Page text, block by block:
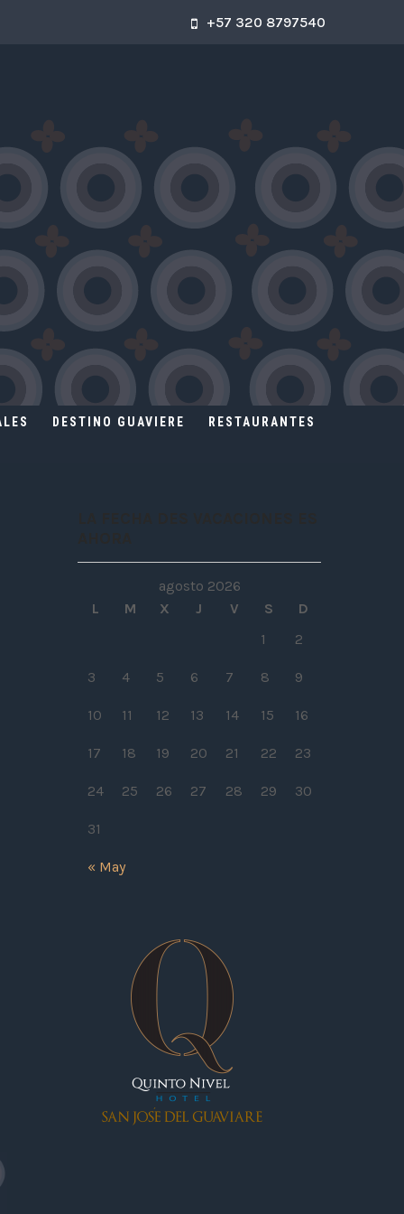
+57 320 8797540
DESTINO GUAVIERE RESTAURANTES
agosto 2026
L
M X J V S D
« May
1 2
3 4 5 6 7 8 9
10 11 12 13 14 15 16
17 18 19 20 21 22 23
24 25 26 27 28 29 30
31